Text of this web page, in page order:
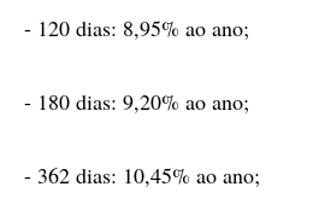
- 120 dias: 8,95% ao ano;
- 180 dias: 9,20% ao ano;
- 362 dias: 10,45% ao ano;